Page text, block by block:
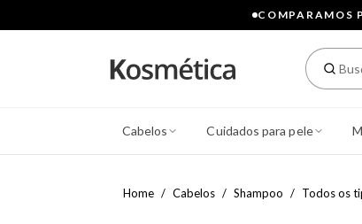
COMPARAMOS
Cabelos Cuidados para pele
Home Cabelos Shampoo Todos os